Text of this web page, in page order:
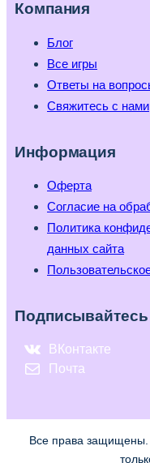
Компания
Блог
Все игры
Ответы на
Свяжитесь с нами
Информация
Оферта
Согласие на
Политика
данных сайта
Подписывайтесь
ВКонтакте
Почта
Все права защищены.